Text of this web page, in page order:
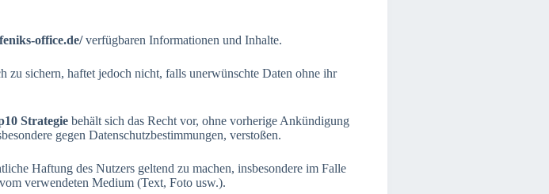
office.de/verfügbaren Informationen und Inhalte.
zu sichern, haftet jedoch nicht, falls unerwünschte Daten ohne ihr
Strategie behält sich das Recht vor, ohne vorherige Ankündigung
gegen Datenschutzbestimmungen, verstoßen.
Haftung des Nutzers geltend zu machen, insbesondere im Falle
verwendeten Medium (Text, Foto usw.).